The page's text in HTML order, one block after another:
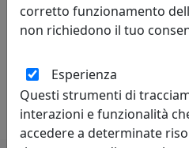
continua trasformazione
più ricche e personalizzate,
espansione che si
varietà.
corretto funzionamento
non richiedono il tuo
Esperienza
Questi strumenti di
interazioni e funzionalità
accedere a determinate